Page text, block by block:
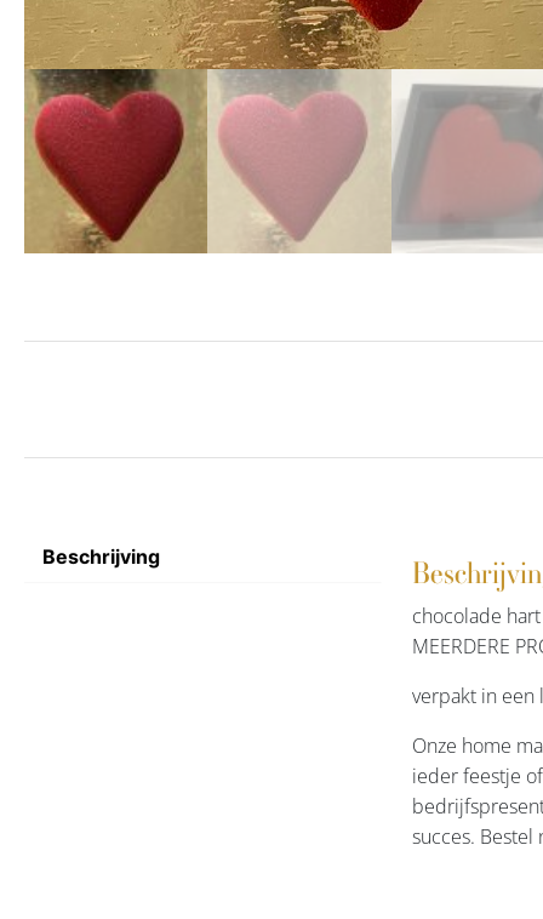
Beschrijving
chocolade hart
MEERDERE
verpakt in een
Onze home
ieder feestje
succes.